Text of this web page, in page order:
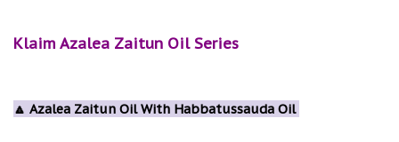
Klaim Azalea Zaitun Oil Series
🔼 Azalea Zaitun Oil With Habbatussauda Oil